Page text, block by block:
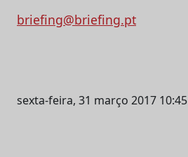
briefing@briefing.pt
sexta-feira, 31 março 2017 10:45